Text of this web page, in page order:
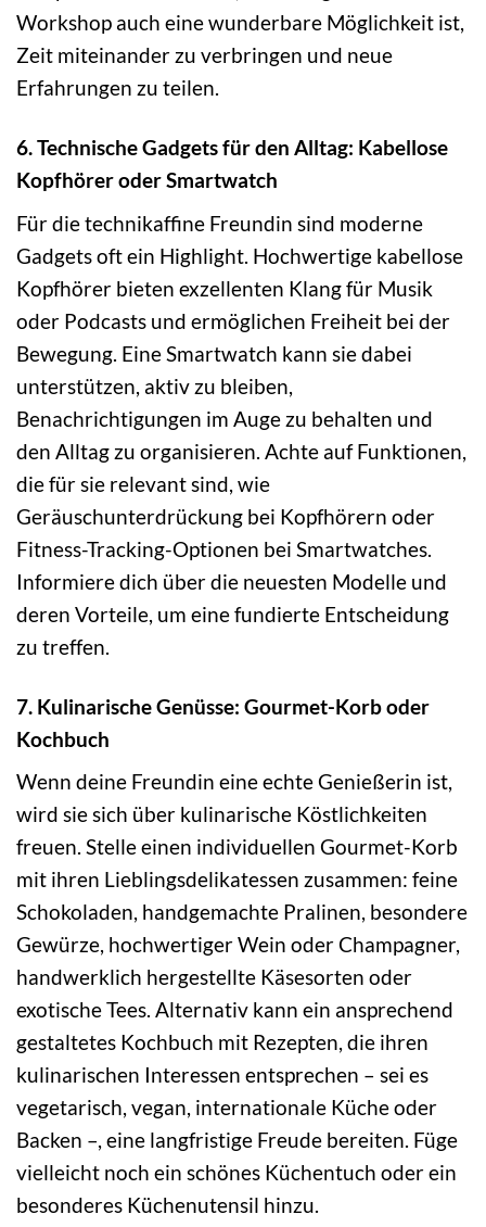
Workshop auch eine wunderbare Möglichkeit ist,
Zeit miteinander zu verbringen und neue
Erfahrungen zu teilen.
6. Technische Gadgets für den Alltag: Kabellose
Kopfhörer oder Smartwatch
Für die technikaffine Freundin sind moderne
Gadgets oft ein Highlight. Hochwertige kabellose
Kopfhörer bieten exzellenten Klang für Musik
oder Podcasts und ermöglichen Freiheit bei der
Bewegung. Eine Smartwatch kann sie dabei
unterstützen, aktiv zu bleiben,
Benachrichtigungen im Auge zu behalten und
den Alltag zu organisieren. Achte auf Funktionen,
die für sie relevant sind, wie
Geräuschunterdrückung bei Kopfhörern oder
Fitness-Tracking-Optionen bei Smartwatches.
Informiere dich über die neuesten Modelle und
deren Vorteile, um eine fundierte Entscheidung
zu treffen.
7. Kulinarische Genüsse: Gourmet-Korb oder
Kochbuch
Wenn deine Freundin eine echte Genießerin ist,
wird sie sich über kulinarische Köstlichkeiten
freuen. Stelle einen individuellen Gourmet-Korb
mit ihren Lieblingsdelikatessen zusammen: feine
Schokoladen, handgemachte Pralinen, besondere
Gewürze, hochwertiger Wein oder Champagner,
handwerklich hergestellte Käsesorten oder
exotische Tees. Alternativ kann ein ansprechend
gestaltetes Kochbuch mit Rezepten, die ihren
kulinarischen Interessen entsprechen – sei es
vegetarisch, vegan, internationale Küche oder
Backen –, eine langfristige Freude bereiten. Füge
vielleicht noch ein schönes Küchentuch oder ein
besonderes Küchenutensil hinzu.